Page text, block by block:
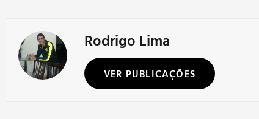
Rodrigo Lima
VER PUBLICAÇÕES